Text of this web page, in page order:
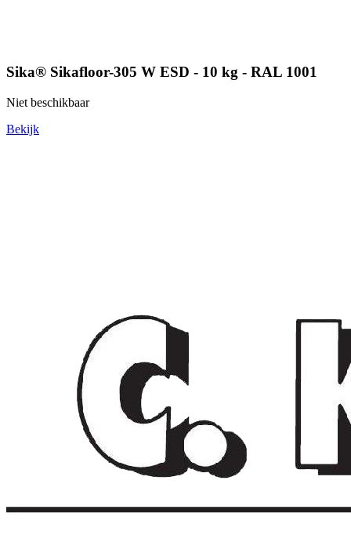
Sika® Sikafloor-305 W ESD - 10 kg - RAL 1001
Niet beschikbaar
Bekijk